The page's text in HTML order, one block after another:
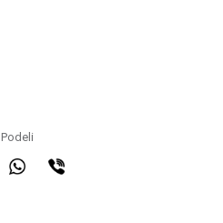
Podeli